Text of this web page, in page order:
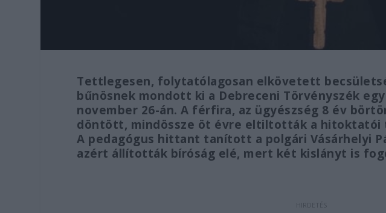
Tettlegesen, folytatólagosan elkövetett
bűnösnek mondott ki a Debreceni Törvényszék
november 26-án. A férfira, az ügyészség 8 év
döntött, mindössze öt évre eltiltották a hitoktatói
A pedagógus hittant tanított a polgári Vásárhelyi
azért állították bíróság elé, mert két kislányt is